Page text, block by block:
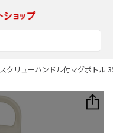
スクリューハンドル付マグボトル